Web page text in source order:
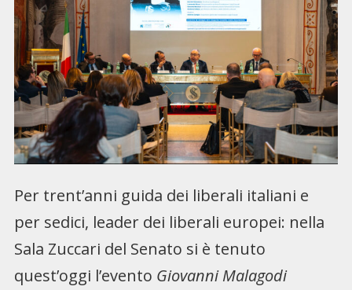
Per trent’anni guida dei liberali italiani e
per sedici, leader dei liberali europei: nella
Sala Zuccari del Senato si è tenuto
quest’oggi l’evento Giovanni Malagodi